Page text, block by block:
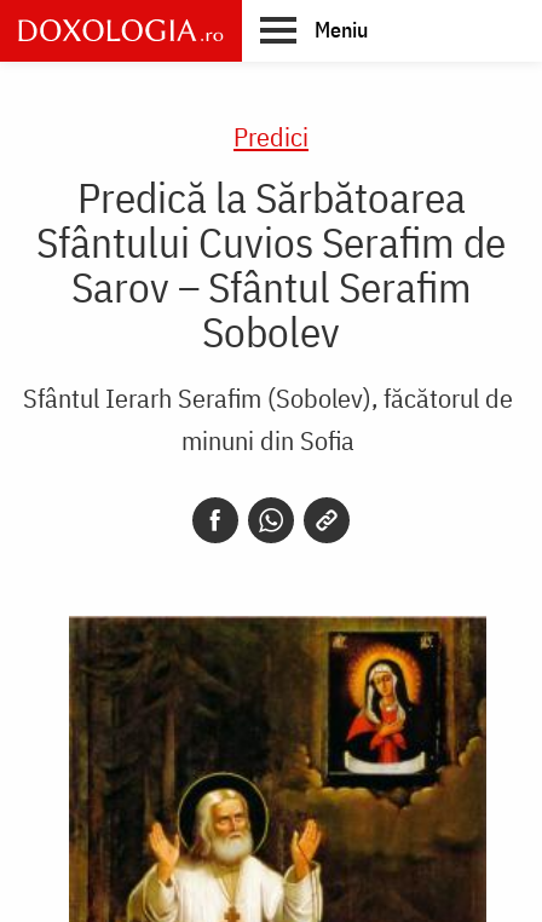
Skip
to
main
Meniu
Predici
Predică la Sărbătoarea
Sfântului Cuvios Serafim de
Sarov – Sfântul Serafim
Sobolev
Sfântul Ierarh Serafim (Sobolev), făcătorul de
minuni din Sofia